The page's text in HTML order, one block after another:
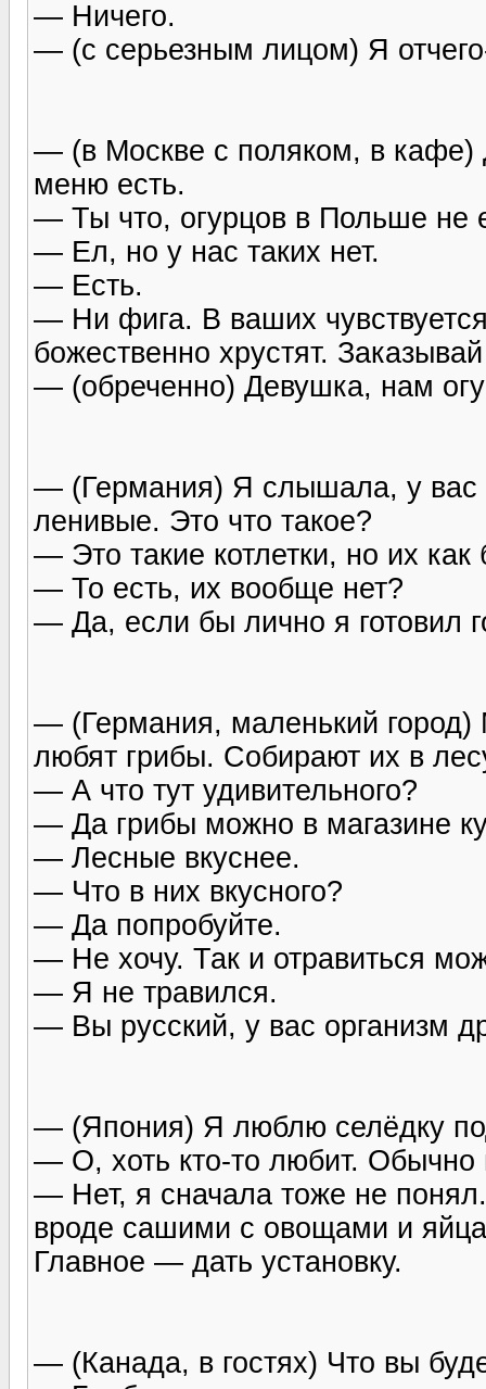
— Ничего.
— (с серьезным лицом) Я
— (в Москве с поляком, в кафе)
меню есть.
— Ты что, огурцов в Польше не
— Ел, но у нас таких нет.
— Есть.
— Ни фига. В ваших
божественно хрустят.
— (обреченно) Девушка, нам
— (Германия) Я слышала, у вас
ленивые. Это что такое?
— Это такие котлетки, но их
— То есть, их вообще нет?
— Да, если бы лично я готовил
— (Германия, маленький город)
любят грибы. Собирают их в
— А что тут удивительного?
— Да грибы можно в магазине
— Лесные вкуснее.
— Что в них вкусного?
— Да попробуйте.
— Не хочу. Так и отравиться
— Я не травился.
— Вы русский, у вас организм
— (Япония) Я люблю селёдку
— О, хоть кто-то любит. Обычно
— Нет, я сначала тоже не
вроде сашими с овощами и
Главное — дать установку.
— (Канада, в гостях) Что вы